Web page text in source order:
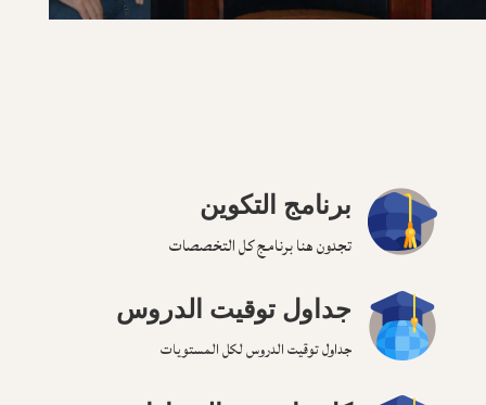
برنامج التكوين
تجدون هنا برنامج كل التخصصات
جداول توقيت الدروس
جداول توقيت الدروس لكل المستويات